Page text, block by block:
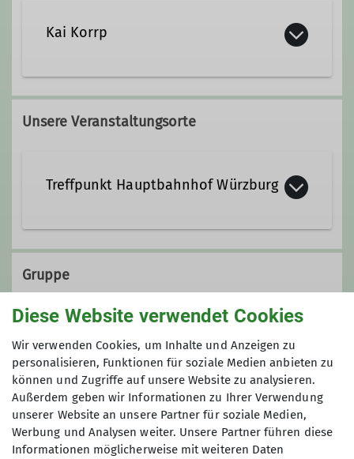
Kai Korrp
0151 4198 6701
Unsere Veranstaltungsorte
Treffpunkt Hauptbahnhof Würzburg
Gruppe
Wandergruppe 1
Wir wandern regelmäßig zwischen 17
und 20 Kilometer - die Teilnahme ist
kostenfrei!
Diese Website verwendet Cookies
Wir verwenden Cookies, um Inhalte und Anzeigen zu
personalisieren, Funktionen für soziale Medien anbieten zu
können und Zugriffe auf unsere Website zu analysieren.
Außerdem geben wir Informationen zu Ihrer Verwendung
unserer Website an unsere Partner für soziale Medien,
Werbung und Analysen weiter. Unsere Partner führen diese
Informationen möglicherweise mit weiteren Daten